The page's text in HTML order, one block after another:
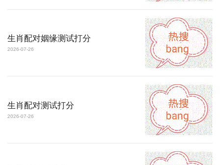
生肖配对姻缘测试打分
2026-07-26
生肖配对测试打分
2026-07-26